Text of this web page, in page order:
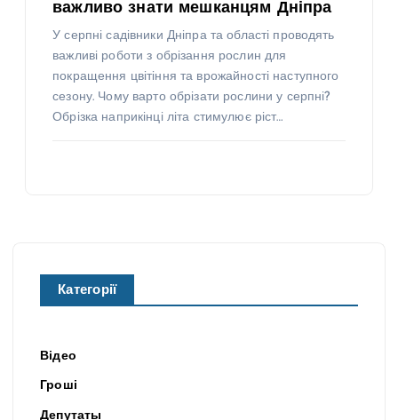
важливо знати мешканцям Дніпра
У серпні садівники Дніпра та області проводять
важливі роботи з обрізання рослин для
покращення цвітіння та врожайності наступного
сезону. Чому варто обрізати рослини у серпні?
Обрізка наприкінці літа стимулює ріст…
Категорії
Відео
Гроші
Депутаты